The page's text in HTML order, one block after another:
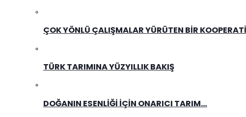
ÇOK YÖNLÜ ÇALIŞMALAR YÜRÜTEN BIR
TÜRK TARIMINA YÜZYILLIK BAKIŞ
DOĞANIN ESENLIĞI İÇIN ONARICI TARIM…